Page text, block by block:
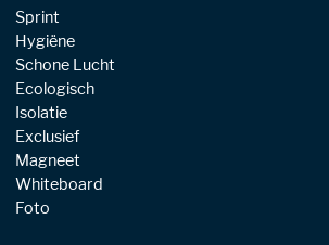
Sprint
Hygiëne
Schone Lucht
Ecologisch
Isolatie
Exclusief
Magneet
Whiteboard
Foto